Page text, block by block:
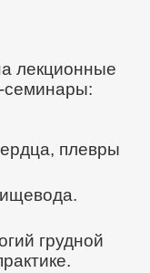
лекционные
семинары:
плевры
грудной